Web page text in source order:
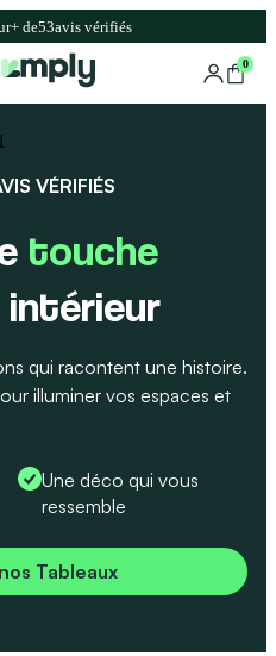
+ de53avis vérifiés
0
VÉRIFIÉS
touche
qui racontent une histoire.
illuminer vos espaces et
Une déco qui vous
ressemble
Tableaux